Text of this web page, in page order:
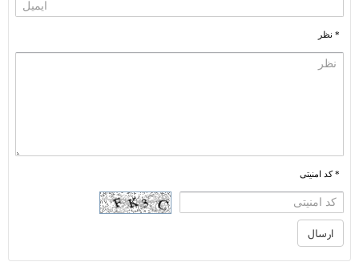
* نظر
* کد امنیتی